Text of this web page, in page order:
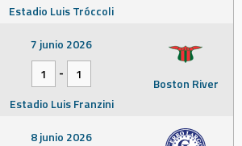
Estadio Luis Tróccoli
Boston River
7 junio 2026
1
-
1
Estadio Luis Franzini
8 junio 2026